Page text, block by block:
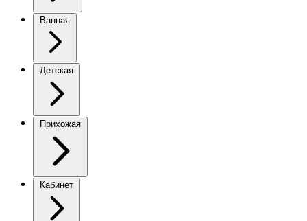
Ванная
Детская
Прихожая
Кабинет